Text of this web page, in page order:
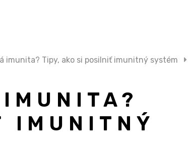
imunita? Tipy, ako si posilniť imunitný systém
IMUNITNÝ